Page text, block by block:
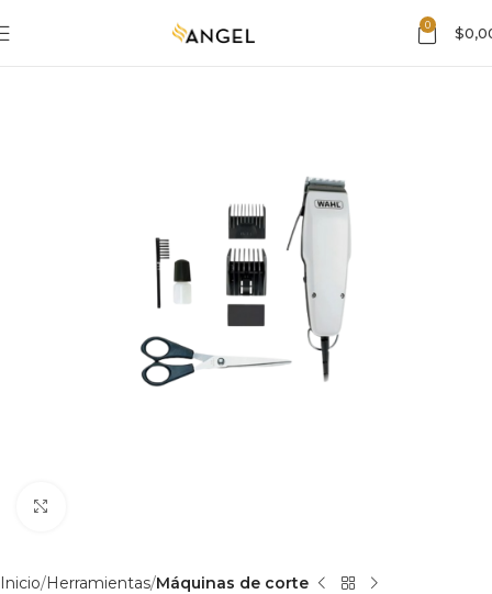
0 $
Inicio Herramientas Máquinas de corte